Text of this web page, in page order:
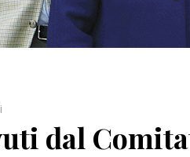
contributidal